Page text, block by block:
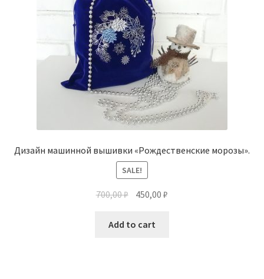
Дизайн машинной вышивки «Рождественские морозы».
SALE!
700,00₽ 450,00₽
Add to cart